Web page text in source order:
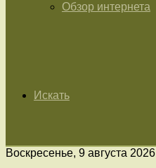
Обзор интернета
Искать
Воскресенье, 9 августа 2026